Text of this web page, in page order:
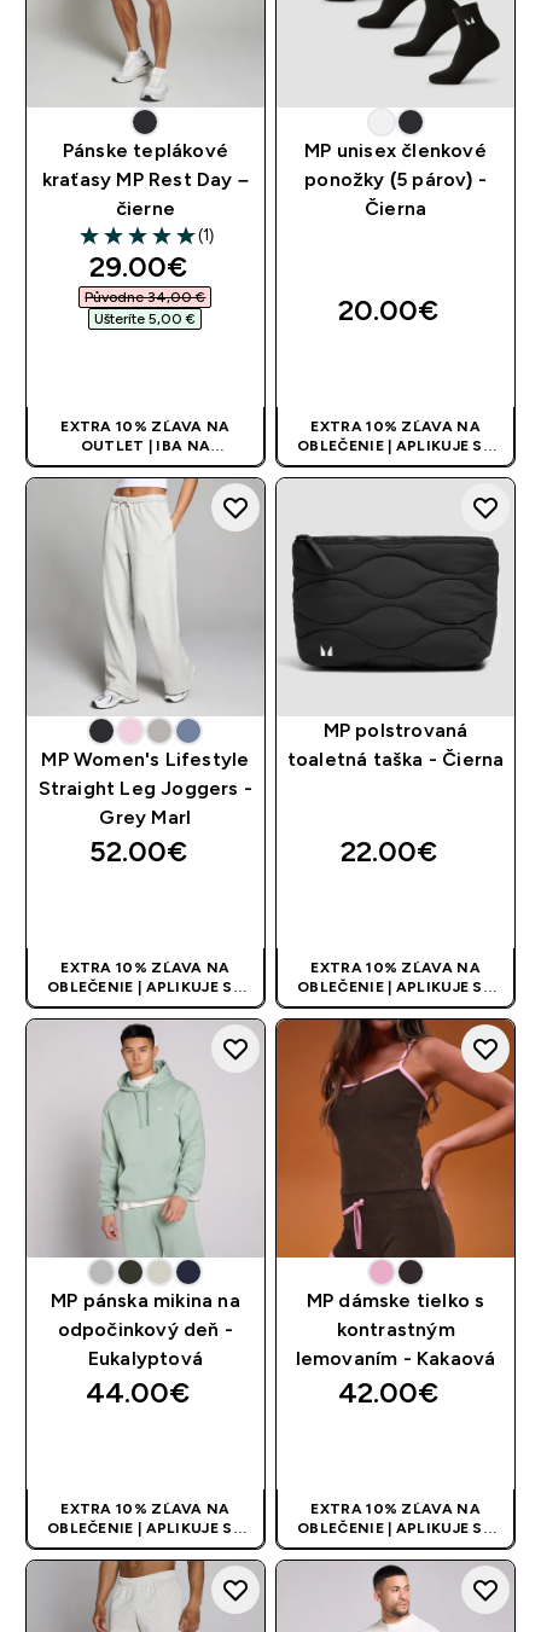
Pánske teplákové
kraťasy MP Rest Day –
čierne
5 out of 5 stars
(1)
discounted price
29.00€‎
Původne 34,00 €‎
Ušteríte 5,00 €‎
EXTRA 10% ZĽAVA NA
OUTLET | IBA NA
OBMEDZENÚ DOBU
MP unisex členkové
ponožky (5 párov) -
Čierna
20.00€‎
EXTRA 10% ZĽAVA NA
OBLEČENIE | APLIKUJE SA
AUTOMATICKY PRI KÚPE 3
KS
MP Women's Lifestyle
Straight Leg Joggers -
Grey Marl
52.00€‎
EXTRA 10% ZĽAVA NA
OBLEČENIE | APLIKUJE SA
AUTOMATICKY PRI KÚPE 3
KS
MP polstrovaná
toaletná taška - Čierna
22.00€‎
EXTRA 10% ZĽAVA NA
OBLEČENIE | APLIKUJE SA
AUTOMATICKY PRI KÚPE 3
KS
MP pánska mikina na
odpočinkový deň -
Eukalyptová
44.00€‎
EXTRA 10% ZĽAVA NA
OBLEČENIE | APLIKUJE SA
AUTOMATICKY PRI KÚPE 3
KS
MP dámske tielko s
kontrastným
lemovaním - Kakaová
42.00€‎
EXTRA 10% ZĽAVA NA
OBLEČENIE | APLIKUJE SA
AUTOMATICKY PRI KÚPE 3
KS